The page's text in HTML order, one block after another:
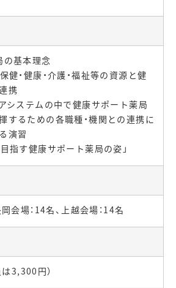
の基本理念
健・健康・介護・福祉等の資源と健
携
システムの中で健康サポート薬局
するための各職種・機関との連携に
演習
指す健康サポート薬局の姿」
会場：14名、上越会場：14名
3,300円）